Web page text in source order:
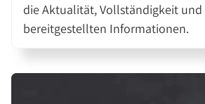
die Aktualität, Vollständigkeit
bereitgestellten Informationen.